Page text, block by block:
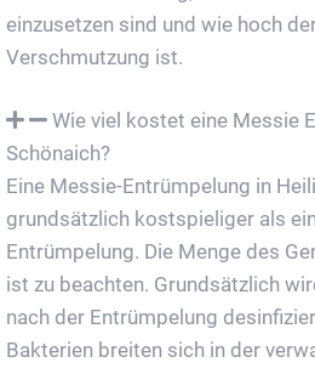
einzusetzen sind und wie hoch
Verschmutzung ist.
Wie viel kostet eine Messie
Schönaich?
Eine Messie-Entrümpelung in
grundsätzlich kostspieliger als
Entrümpelung. Die Menge des
ist zu beachten. Grundsätzlich
nach der Entrümpelung
Bakterien breiten sich in der